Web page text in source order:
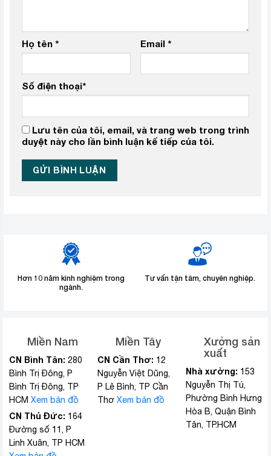
Họ tên * Email *
Số điện thoại*
Lưu tên của tôi, email, và trang web trong trình
duyệt này cho lần bình luận kế tiếp của tôi.
Hơn 10 năm kinh nghiệm trong
ngành.
Tư vấn tận tâm, chuyên nghiệp.
Miền Nam
CN Bình Tân: 280
Bình Trị Đông, P
Bình Trị Đông, TP
HCM Xem bản đồ
CN Thủ Đức: 164
Đường số 11, P
Linh Xuân, TP HCM
Miền Tây
CN Cần Thơ: 12
Nguyễn Việt Dũng,
P Lê Bình, TP Cần
Thơ Xem bản đồ
Xưởng sản
xuất
Nhà xưởng: 153
Nguyễn Thị Tú,
Phường Bình Hưng
Hòa B, Quận Bình
Tân, TP.HCM